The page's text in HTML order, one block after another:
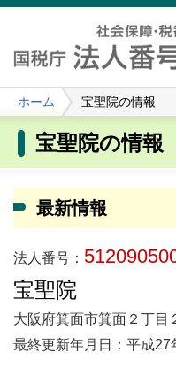
ホーム 宝聖院の情報
宝聖院の情報
最新情報
法人番号：
宝聖院
大阪府箕面市箕面２丁目
最終更新年月日：平成27